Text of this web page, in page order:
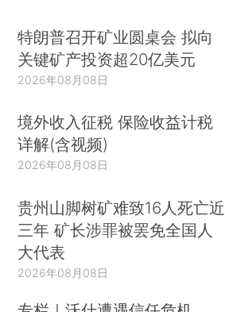
特朗普召开矿业圆桌会 拟向
关键矿产投资超20亿美元
2026年08月08日
境外收入征税 保险收益计税
详解(含视频)
2026年08月08日
贵州山脚树矿难致16人死亡近
三年 矿长涉罪被罢免全国人
大代表
2026年08月08日